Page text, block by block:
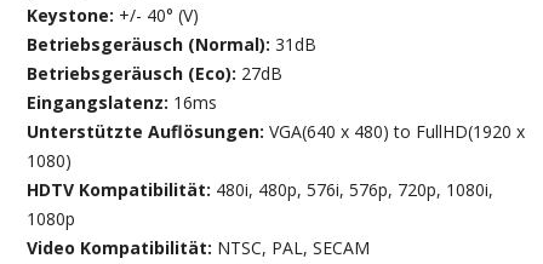
Keystone: +/- 40° (V)
Betriebsgeräusch (Normal):31dB
Betriebsgeräusch (Eco): 27dB
Eingangslatenz: 16ms
Unterstützte Auflösungen:VGA(640 x 480) to FullHD(1920 x
1080)
HDTV Kompatibilität: 480i, 480p, 576i, 576p, 720p, 1080i,
1080p
Video Kompatibilität: NTSC, PAL, SECAM